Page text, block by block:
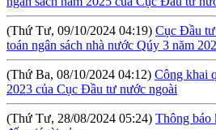
(Thứ Tư, 09/10/2024 04:19)Cục Đầu
toán ngân sách nhà nước Qúy 3 năm
(Thứ Ba, 08/10/2024 04:12)Công khai
2023 của Cục Đầu tư nước ngoài
(Thứ Tư, 28/08/2024 05:24)Thông báo
đấu giá tài sản